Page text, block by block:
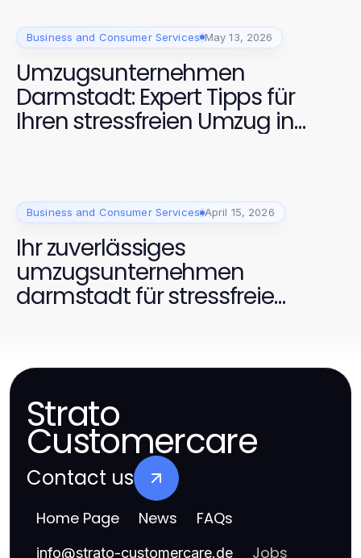
Business and Consumer Services May 13, 2026
Umzugsunternehmen
Darmstadt: Expert Tipps für
Ihren stressfreien Umzug in
Business and Consumer Services April 15, 2026
Ihr zuverlässiges
umzugsunternehmen
darmstadt für stressfreie
Strato
Customercare
Contact us
Home Page News FAQs
info@strato-customercare.de Jobs